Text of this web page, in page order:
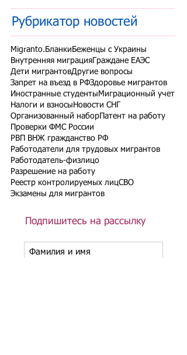
Рубрикатор новостей
Migranto.Бланки Беженцы с Украины
Внутренняя миграцияГраждане ЕАЭС
Дети мигрантовДругие вопросы
Запрет на въезд в РФЗдоровье мигрантов
Иностранные студенты Миграционный учет
Налоги и взносы Новости СНГ
Организованный наборПатент на работу
Проверки ФМС России
РВП ВНЖ гражданство РФ
Работодатели для трудовых мигрантов
Работодатель-физлицо
Разрешение на работу
Реестр контролируемых лицСВО
Экзамены для мигрантов
Подпишитесь на рассылку